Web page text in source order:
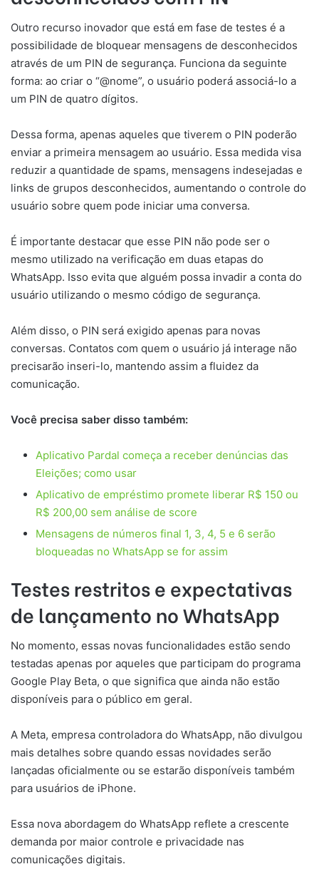
Outro recurso inovador que está em fase de testes é a
possibilidade de bloquear mensagens de desconhecidos
através de um PIN de segurança. Funciona da seguinte
forma: ao criar o “@nome”, o usuário poderá associá-lo a
um PIN de quatro dígitos.
Dessa forma, apenas aqueles que tiverem o PIN poderão
enviar a primeira mensagem ao usuário. Essa medida visa
reduzir a quantidade de spams, mensagens indesejadas e
links de grupos desconhecidos, aumentando o controle do
usuário sobre quem pode iniciar uma conversa.
É importante destacar que esse PIN não pode ser o
mesmo utilizado na verificação em duas etapas do
WhatsApp. Isso evita que alguém possa invadir a conta do
usuário utilizando o mesmo código de segurança.
Além disso, o PIN será exigido apenas para novas
conversas. Contatos com quem o usuário já interage não
precisarão inseri-lo, mantendo assim a fluidez da
comunicação.
Você precisa saber disso também:
Aplicativo Pardal começa a receber denúncias das
Eleições; como usar
Aplicativo de empréstimo promete liberar R$ 150 ou
R$ 200,00 sem análise de score
Mensagens de números final 1, 3, 4, 5 e 6 serão
bloqueadas no WhatsApp se for assim
Testes restritos e expectativas
de lançamento no WhatsApp
No momento, essas novas funcionalidades estão sendo
testadas apenas por aqueles que participam do programa
Google Play Beta, o que significa que ainda não estão
disponíveis para o público em geral.
A Meta, empresa controladora do WhatsApp, não divulgou
mais detalhes sobre quando essas novidades serão
lançadas oficialmente ou se estarão disponíveis também
para usuários de iPhone.
Essa nova abordagem do WhatsApp reflete a crescente
demanda por maior controle e privacidade nas
comunicações digitais.